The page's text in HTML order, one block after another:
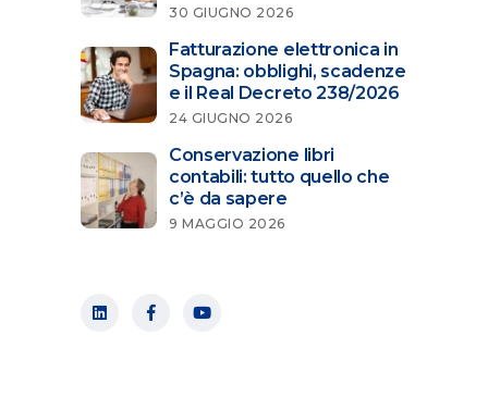
30 GIUGNO 2026
Fatturazione elettronica in
Spagna: obblighi, scadenze
e il Real Decreto 238/2026
24 GIUGNO 2026
Conservazione libri
contabili: tutto quello che
c’è da sapere
9 MAGGIO 2026